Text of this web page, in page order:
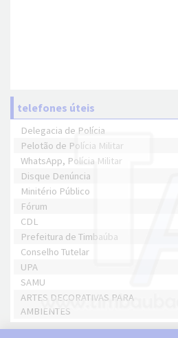
telefones úteis
Delegacia de Polícia
Pelotão de Polícia Militar
WhatsApp, Polícia Militar
Disque Denúncia
Minitério Público
Fórum
CDL
Prefeitura de Timbaúba
Conselho Tutelar
UPA
SAMU
ARTES DECORATIVAS PARA
AMBIENTES